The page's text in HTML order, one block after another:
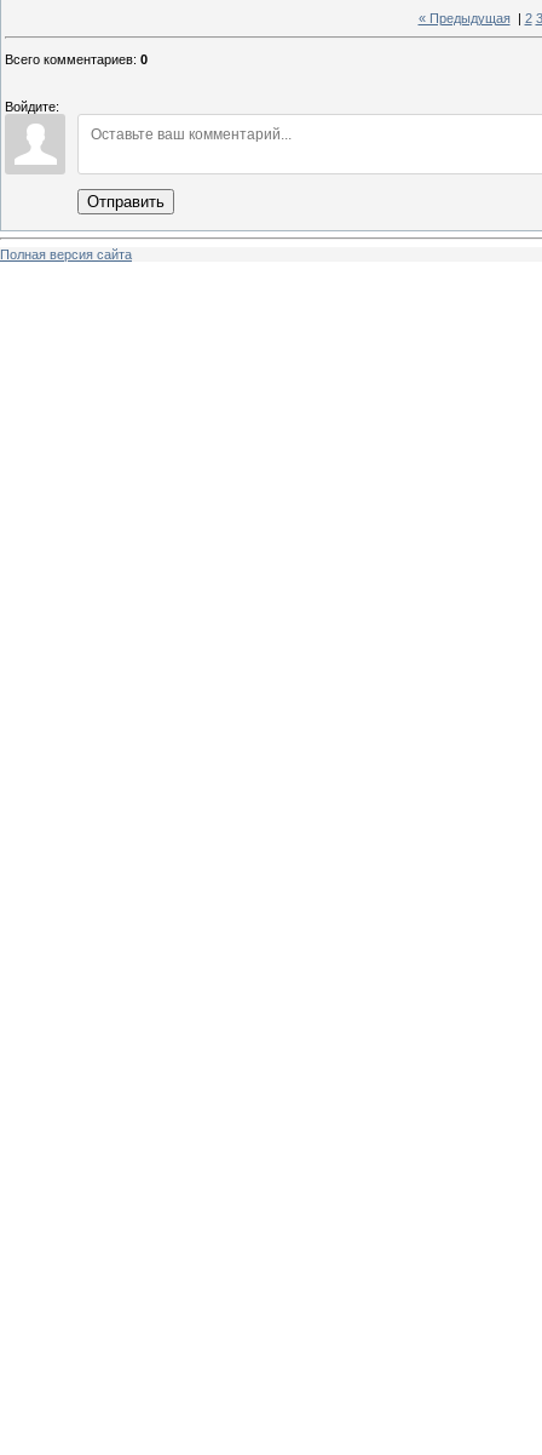
« Предыдущая| 2 3
Всего комментариев: 0
Войдите:
Отправить
Полная версия сайта